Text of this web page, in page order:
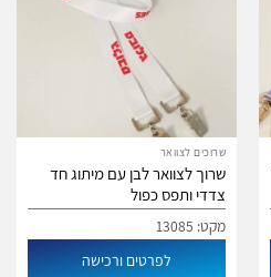
שרוכים לצוואר
שרוך לצוואר לבן עם מיתוג חד
צדדי ותפס כפול
מקט: 13085
לפרטים ורכישה